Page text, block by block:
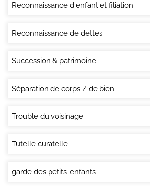
Reconnaissance d'enfant et filiation
Reconnaissance de dettes
Succession & patrimoine
Séparation de corps / de bien
Trouble du voisinage
Tutelle curatelle
garde des petits-enfants